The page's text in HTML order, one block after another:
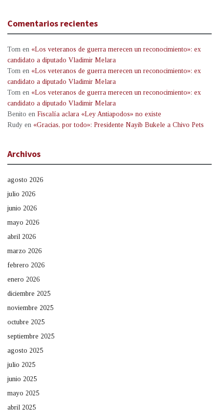
Comentarios recientes
Tom en «Los veteranos de guerra merecen un reconocimiento»: ex
candidato a diputado Vladimir Melara
Tom en «Los veteranos de guerra merecen un reconocimiento»: ex
candidato a diputado Vladimir Melara
Tom en «Los veteranos de guerra merecen un reconocimiento»: ex
candidato a diputado Vladimir Melara
Benito en Fiscalía aclara «Ley Antiapodos» no existe
Rudy en «Gracias, por todo»: Presidente Nayib Bukele a Chivo Pets
Archivos
agosto 2026
julio 2026
junio 2026
mayo 2026
abril 2026
marzo 2026
febrero 2026
enero 2026
diciembre 2025
noviembre 2025
octubre 2025
septiembre 2025
agosto 2025
julio 2025
junio 2025
mayo 2025
abril 2025